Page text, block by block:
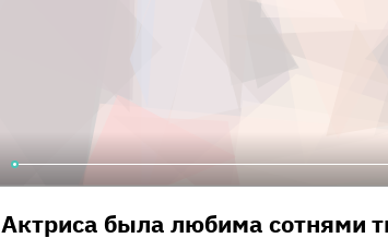
Актриса была любима сотнями